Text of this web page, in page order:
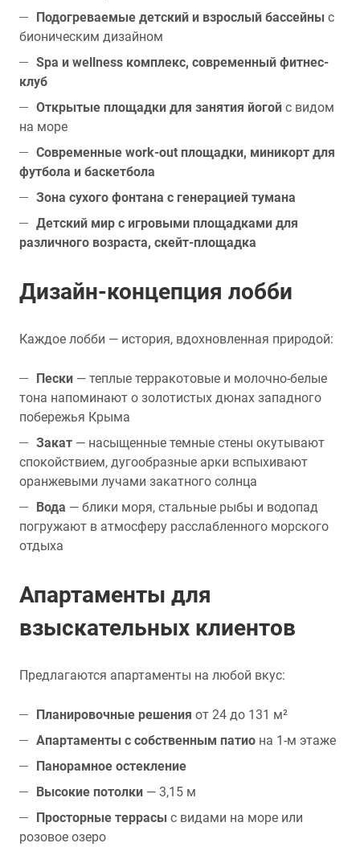
Подогреваемые детский и взрослый бассейны с
бионическим дизайном
Spa и wellness комплекс, современный фитнес-
клуб
Открытые площадки для занятия йогой с видом
на море
Современные work-out площадки, миникорт для
футбола и баскетбола
Зона сухого фонтана с генерацией тумана
Детский мир с игровыми площадками для
различного возраста, скейт-площадка
Дизайн-концепция лобби
Каждое лобби — история, вдохновленная природой:
Пески — теплые терракотовые и молочно-белые
тона напоминают о золотистых дюнах западного
побережья Крыма
Закат — насыщенные темные стены окутывают
спокойствием, дугообразные арки вспыхивают
оранжевыми лучами закатного солнца
Вода — блики моря, стальные рыбы и водопад
погружают в атмосферу расслабленного морского
отдыха
Апартаменты для
взыскательных клиентов
Предлагаются апартаменты на любой вкус:
Планировочные решения от 24 до 131 м²
Апартаменты с собственным патио на 1-м этаже
Панорамное остекление
Высокие потолки — 3,15 м
Просторные террасы с видами на море или
розовое озеро